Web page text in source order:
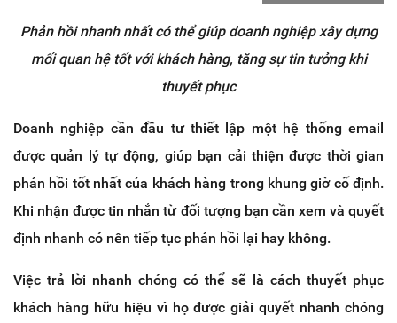
Phản hồi nhanh nhất có thể giúp doanh nghiệp xây dựng
mối quan hệ tốt với khách hàng, tăng sự tin tưởng khi
thuyết phục
Doanh nghiệp cần đầu tư thiết lập một hệ thống email
được quản lý tự động, giúp bạn cải thiện được thời gian
phản hồi tốt nhất của khách hàng trong khung giờ cố định.
Khi nhận được tin nhắn từ đối tượng bạn cần xem và quyết
định nhanh có nên tiếp tục phản hồi lại hay không.
Việc trả lời nhanh chóng có thể sẽ là cách thuyết phục
khách hàng hữu hiệu vì họ được giải quyết nhanh chóng